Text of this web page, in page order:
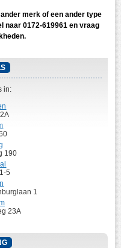
merk of een ander type
naar 0172-619961 en vraag
in:
190
5
1
23A